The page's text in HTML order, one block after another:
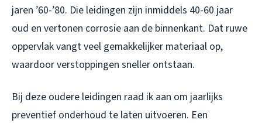
jaren ’60-’80. Die leidingen zijn inmiddels 40-60 jaar
oud en vertonen corrosie aan de binnenkant. Dat ruwe
oppervlak vangt veel gemakkelijker materiaal op,
waardoor verstoppingen sneller ontstaan.
Bij deze oudere leidingen raad ik aan om jaarlijks
preventief onderhoud te laten uitvoeren. Een